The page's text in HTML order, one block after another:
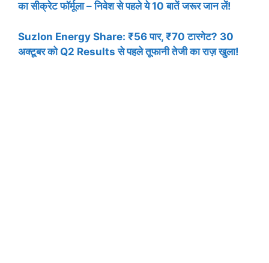
का सीक्रेट फॉर्मूला – निवेश से पहले ये 10 बातें जरूर जान लें!
Suzlon Energy Share: ₹56 पार, ₹70 टारगेट? 30
अक्टूबर को Q2 Results से पहले तूफानी तेजी का राज़ खुला!